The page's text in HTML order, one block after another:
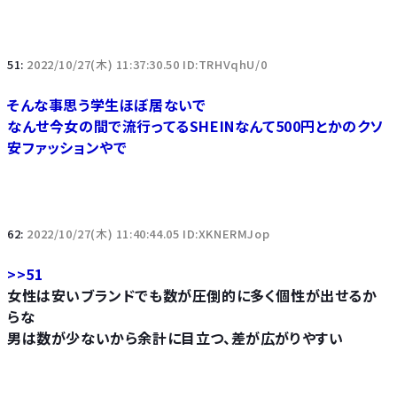
51: 2022/10/27(木) 11:37:30.50 ID:TRHVqhU/0
そんな事思う学生ほぼ居ないで
なんせ今女の間で流行ってるSHEINなんて500円とかのクソ
安ファッションやで
62: 2022/10/27(木) 11:40:44.05 ID:XKNERMJop
>>51
女性は安いブランドでも数が圧倒的に多く個性が出せるか
らな
男は数が少ないから余計に目立つ、差が広がりやすい